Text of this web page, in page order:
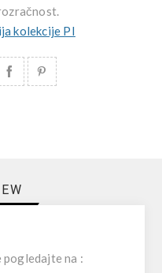
kolekcije PI
pogledajte na :